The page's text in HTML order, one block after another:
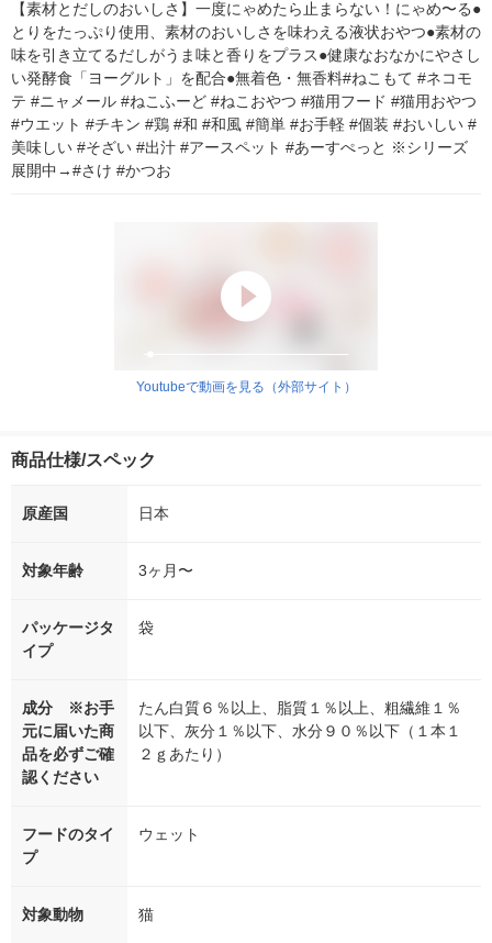
【素材とだしのおいしさ】一度にゃめたら止まらない！にゃめ〜る●
とりをたっぷり使用、素材のおいしさを味わえる液状おやつ●素材の
味を引き立てるだしがうま味と香りをプラス●健康なおなかにやさし
い発酵食「ヨーグルト」を配合●無着色・無香料#ねこもて #ネコモ
テ #ニャメール #ねこふーど #ねこおやつ #猫用フード #猫用おやつ
#ウエット #チキン #鶏 #和 #和風 #簡単 #お手軽 #個装 #おいしい #
美味しい #そざい #出汁 #アースペット #あーすぺっと ※シリーズ
展開中→#さけ #かつお
Youtubeで動画を見る（外部サイト）
商品仕様/スペック
原産国 日本
対象年齢 3ヶ月〜
パッケージタ
イプ
袋
成分 ※お手
元に届いた商
品を必ずご確
認ください
たん白質６％以上、脂質１％以上、粗繊維１％
以下、灰分１％以下、水分９０％以下（１本１
２ｇあたり）
フードのタイ
プ
ウェット
対象動物 猫